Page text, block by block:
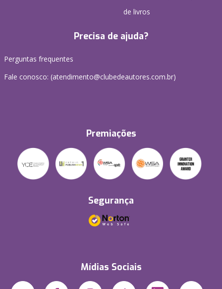
de livros
Precisa de ajuda?
Perguntas frequentes
Fale conosco: (atendimento@clubedeautores.com.br)
Premiações
Segurança
Mídias Sociais